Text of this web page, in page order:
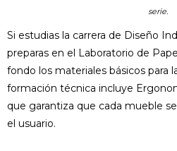
serie.
Si estudias la carrera de Diseño
preparas en el Laboratorio de
fondo los materiales básicos para
formación técnica incluye
que garantiza que cada mueble
el usuario.